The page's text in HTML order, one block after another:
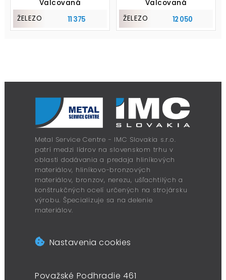
Valcovaná
ŽELEZO
11 375
Valcovaná
ŽELEZO
12 050
Metal Service Centre - IMC Slovakia s.r.o.
patrí medzi lídrov na slovenskom trhu v
oblasti dodávania a predaja hliníkových
materiálov, hliníkovo-bronzových
materiálov, bronzov, nerezu, ušľachtilých a
konštrukčných ocelí určených na strojársku
výrobu. Špecializuje sa na delenie
materiálov.
Nastavenia cookies
Považské Podhradie 461